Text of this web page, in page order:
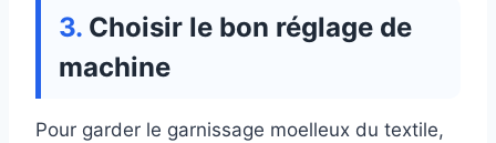
Choisir le bon réglage de
machine
Pour garder le garnissage moelleux du textile,